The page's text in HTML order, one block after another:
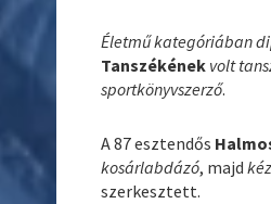
Életmű kategóriában
Tanszékének volt
sportkönyvszerző.
A 87 esztendős
kosárlabdázó, majd
szerkesztett.